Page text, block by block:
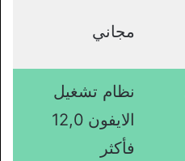
مجاني
نظام تشغيل
الايفون 12,0
فأكثر